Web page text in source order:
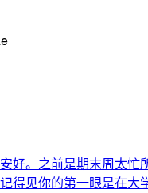
好。之前是期末周太忙
得见你的第一眼是在大